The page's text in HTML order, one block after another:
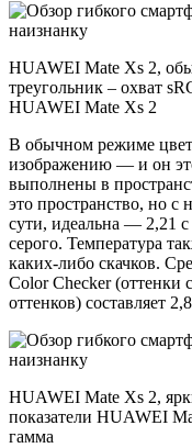
HUAWEI Mate Xs 2,
треугольник – охват
HUAWEI Mate Xs 2
В обычном режиме
изображению — и он
выполнены в
это пространство, но
сути, идеальна — 2,21
серого. Температура
каких-либо скачков.
Color Checker (оттенки
оттенков) составляет
HUAWEI Mate Xs 2,
показатели HUAWEI
гамма